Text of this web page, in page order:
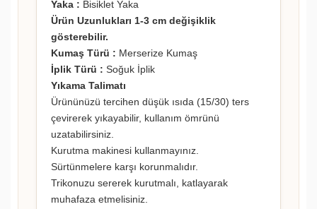
Yaka : Bisiklet Yaka
Ürün Uzunlukları 1-3 cm değişiklik
gösterebilir.
Kumaş Türü : Merserize Kumaş
İplik Türü : Soğuk İplik
Yıkama Talimatı
Ürününüzü tercihen düşük ısıda (15/30) ters
çevirerek yıkayabilir, kullanım ömrünü
uzatabilirsiniz.
Kurutma makinesi kullanmayınız.
Sürtünmelere karşı korunmalıdır.
Trikonuzu sererek kurutmalı, katlayarak
muhafaza etmelisiniz.